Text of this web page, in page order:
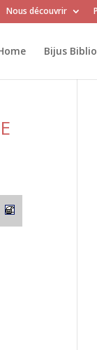
Nous découvrir
Bijus Biblio